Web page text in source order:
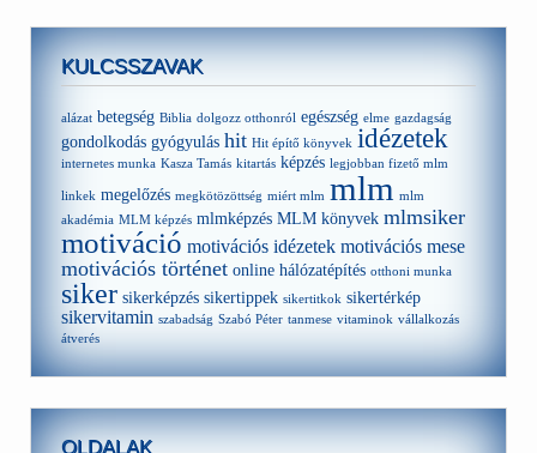
KULCSSZAVAK
alázat betegség Biblia dolgozz otthonról egészség elme gazdagság
gondolkodás gyógyulás hit Hit építő könyvek idézetek
internetes munka Kasza Tamás kitartás képzés legjobban fizető mlm
linkek megelőzés megkötözöttség miért mlm mlm mlm
akadémia MLM képzés mlmképzés MLM könyvek mlmsiker
motiváció motivációs idézetek motivációs mese
motivációs történet online hálózatépítés otthoni munka
siker sikerképzés sikertippek sikertitkok sikertérkép
sikervitamin szabadság Szabó Péter tanmese vitaminok vállalkozás
átverés
OLDALAK